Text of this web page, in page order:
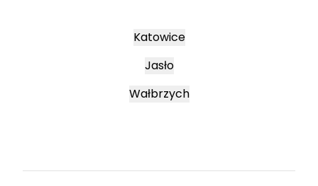
Katowice
Jasło
Wałbrzych